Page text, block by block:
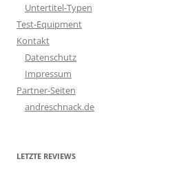
Untertitel-Typen
Test-Equipment
Kontakt
Datenschutz
Impressum
Partner-Seiten
andreschnack.de
LETZTE REVIEWS